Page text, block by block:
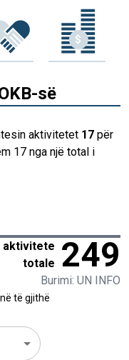
së
aktivitetet 17 për
17 nga një total i
aktivitete
totale 249
Burimi: UN INFO
të gjithë